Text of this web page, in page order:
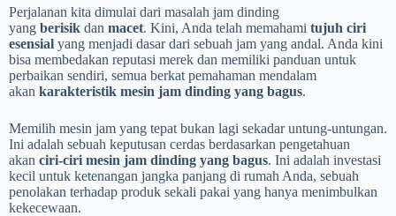
Perjalanan kita dimulai dari masalah jam dinding
yang berisik dan macet. Kini, Anda telah memahami tujuh ciri
esensial yang menjadi dasar dari sebuah jam yang andal. Anda kini
bisa membedakan reputasi merek dan memiliki panduan untuk
perbaikan sendiri, semua berkat pemahaman mendalam
akan karakteristik mesin jam dinding yang bagus.
Memilih mesin jam yang tepat bukan lagi sekadar untung-untungan.
Ini adalah sebuah keputusan cerdas berdasarkan pengetahuan
akan ciri-ciri mesin jam dinding yang bagus. Ini adalah investasi
kecil untuk ketenangan jangka panjang di rumah Anda, sebuah
penolakan terhadap produk sekali pakai yang hanya menimbulkan
kekecewaan.